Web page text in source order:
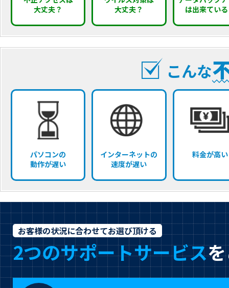
大丈夫？
大丈夫？
は出来てい
こんな
パソコンの
動作が遅い
インターネットの
速度が遅い
料金が高い
お客様の状況に合わせてお選び頂ける
2つのサポートサービス